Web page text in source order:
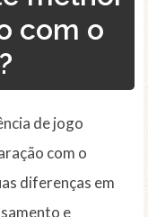
com o
de jogo
com o
diferenças em
e